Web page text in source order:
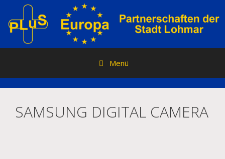
Inhalt
springen
Menü
SAMSUNG DIGITAL CAMERA